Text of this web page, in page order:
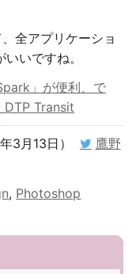
全アプリケーショ
いですね。
」が便利、で
Transit
3月13日）
鷹野
, Photoshop